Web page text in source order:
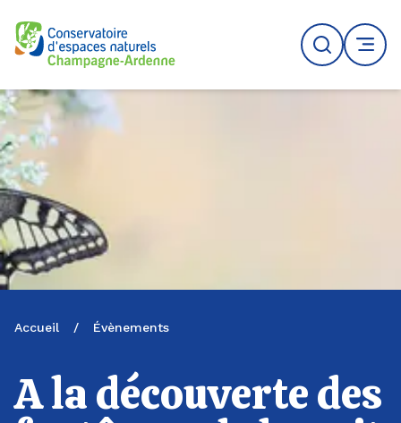
Logo du CENCA
Recherche
MENU
Accueil / Évènements
A la découverte des